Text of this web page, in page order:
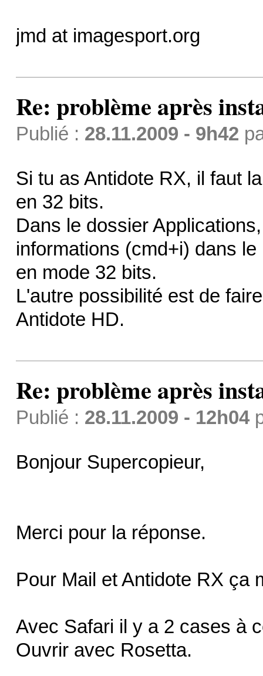
jmd at imagesport.org
Re: problème après
Publié : 28.11.2009 - 9h42
Si tu as Antidote RX, il faut
en 32 bits.
Dans le dossier
informations (cmd+i) dans
en mode 32 bits.
L'autre possibilité est de
Antidote HD.
Re: problème après
Publié : 28.11.2009 - 12h04
Bonjour Supercopieur,
Merci pour la réponse.
Pour Mail et Antidote RX ça
Avec Safari il y a 2 cases à
Ouvrir avec Rosetta.